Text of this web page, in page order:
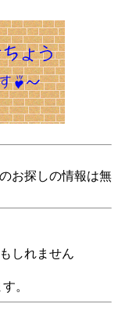
お探しの情報は無
しれません
。